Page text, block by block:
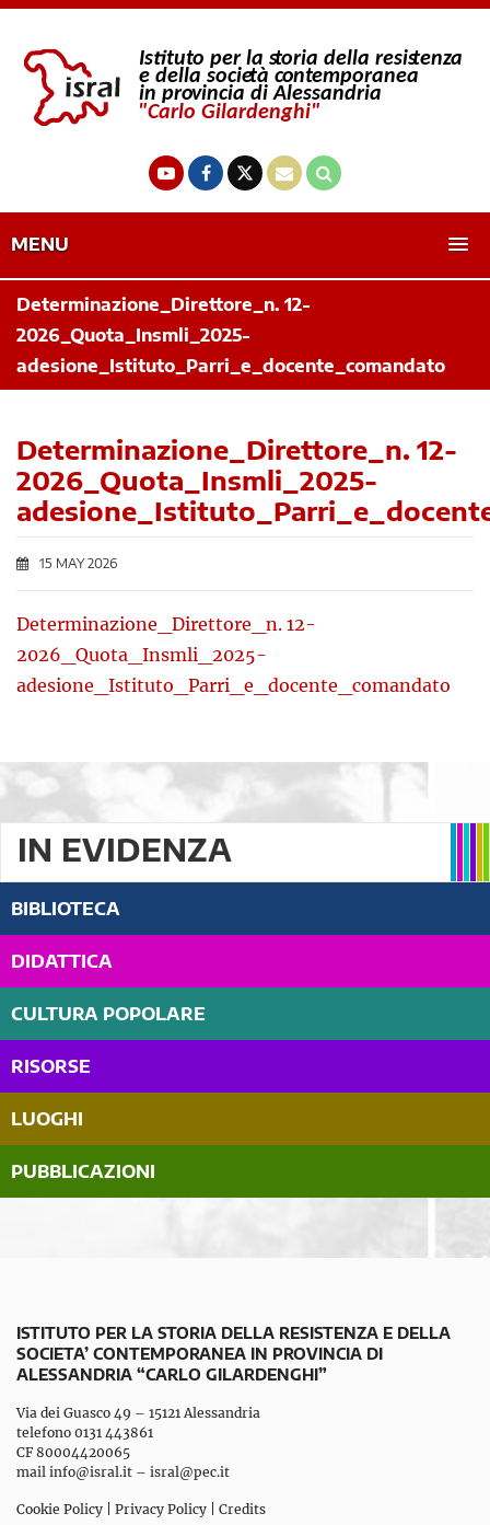
MENU
Determinazione_Direttore_n. 12-
2026_Quota_Insmli_2025-
adesione_Istituto_Parri_e_docente_comandato
Determinazione_Direttore_n. 12-
2026_Quota_Insmli_2025-
15 MAY 2026
Determinazione_Direttore_n. 12-
2026_Quota_Insmli_2025-
adesione_Istituto_Parri_e_docente_comandato
IN EVIDENZA
BIBLIOTECA
DIDATTICA
CULTURA POPOLARE
RISORSE
LUOGHI
PUBBLICAZIONI
ISTITUTO PER LA STORIA DELLA RESISTENZA E DELLA
SOCIETA’ CONTEMPORANEA IN PROVINCIA DI
ALESSANDRIA “CARLO GILARDENGHI”
Via dei Guasco 49 – 15121 Alessandria
telefono 0131 443861
CF 80004420065
mail info@isral.it – isral@pec.it
Cookie Policy Privacy Policy Credits